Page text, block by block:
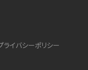
ライバシーポリシー